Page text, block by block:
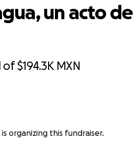
of$194.3K MXN
un acto
organizing this fundraiser.